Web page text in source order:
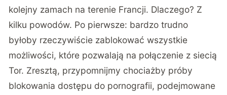
kolejny zamach na terenie Francji. Dlaczego? Z
kilku powodów. Po pierwsze: bardzo trudno
byłoby rzeczywiście zablokować wszystkie
możliwości, które pozwalają na połączenie z siecią
Tor. Zresztą, przypomnijmy chociażby próby
blokowania dostępu do pornografii, podejmowane